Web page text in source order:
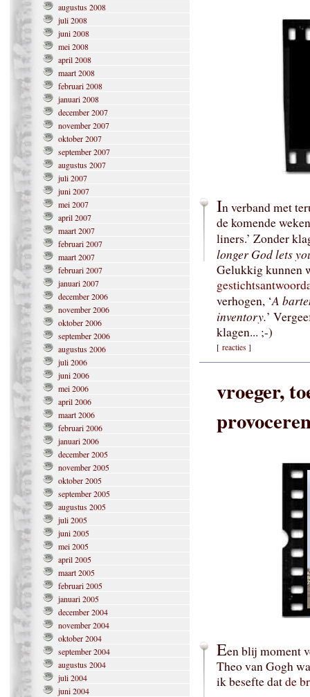
augustus 2008
juli 2008
juni 2008
mei 2008
april 2008
maart 2008
februari 2008
januari 2008
december 2007
november 2007
oktober 2007
september 2007
augustus 2007
juli 2007
juni 2007
mei 2007
april 2007
maart 2007
februari 2007
maart 2007
februari 2007
januari 2007
december 2006
november 2006
oktober 2006
september 2006
augustus 2006
juli 2006
juni 2006
mei 2006
april 2006
maart 2006
februari 2006
januari 2006
december 2005
november 2005
oktober 2005
september 2005
augustus 2005
juli 2005
juni 2005
mei 2005
april 2005
maart 2005
februari 2005
januari 2005
december 2004
november 2004
oktober 2004
september 2004
augustus 2004
juli 2004
juni 2004
In verband met
de komende
liners.’ Zonder
longer God lets
Gelukkig kunnen
verhogen, ‘A
inventory.’
klagen... ;-)
[ reacties ]
vroeger,
Een blij moment
Theo van Gogh
ik besefte datde